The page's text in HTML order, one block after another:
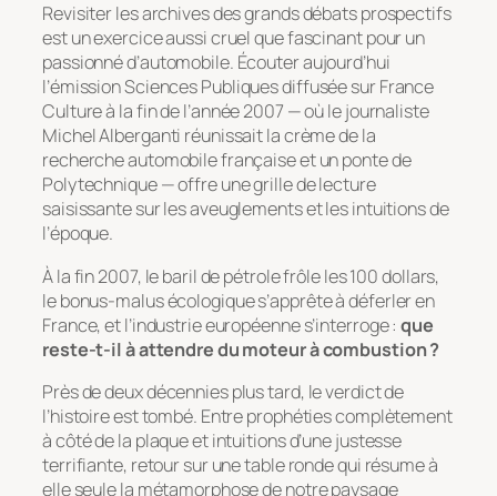
Revisiter les archives des grands débats prospectifs
est un exercice aussi cruel que fascinant pour un
passionné d’automobile. Écouter aujourd’hui
l’émissionSciences Publiquesdiffusée sur France
Culture à la fin de l’année 2007 — où le journaliste
Michel Alberganti réunissait la crème de la
recherche automobile française et un ponte de
Polytechnique — offre une grille de lecture
saisissante sur les aveuglements et les intuitions de
l’époque.
À la fin 2007, le baril de pétrole frôle les 100 dollars,
le bonus-malus écologique s’apprête à déferler en
France, et l’industrie européenne s’interroge :que
reste-t-il à attendre du moteur à combustion ?
Près de deux décennies plus tard, le verdict de
l’histoire est tombé. Entre prophéties complètement
à côté de la plaque et intuitions d’une justesse
terrifiante, retour sur une table ronde qui résume à
elle seule la métamorphose de notre paysage